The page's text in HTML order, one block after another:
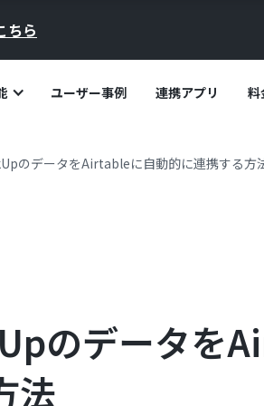
ちら
ユーザー事例 連携アプリ 料
のデータをAirtableに自動的に連携する方
のデータを
法